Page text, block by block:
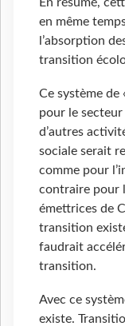
en même
l’absorption
transition
Ce système
pour le
d’autres
sociale serait
comme pour
contraire pour
émettrices de
transition
faudrait
transition.
Avec ce
existe.